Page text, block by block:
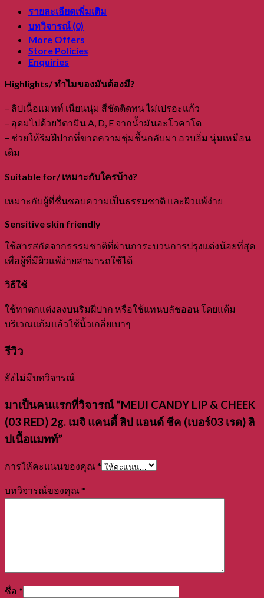
แอนด์
ชีค
(เบอร์03
เรด)
ลิ
ป
แมทท์
ชิ้น
รายละเอียดเพิ่มเติม
บทวิจารณ์ (0)
More Offers
Store Policies
Enquiries
Highlights/ ทำไมของมันต้องมี?
– ลิปเนื้อแมทท์ เนียนนุ่ม สีชัดติดทน ไม่เปรอะแก้ว
– อุดมไปด้วยวิตามิน A, D, E จากน้ำมันอะโวคาโด
– ช่วยให้ริมฝีปากที่ขาดความชุ่มชื้นกลับมา อวบอิ่ม นุ่มเหมือน
เดิม
Suitable for/ เหมาะกับใครบ้าง?
เหมาะกับผู้ที่ชื่นชอบความเป็นธรรมชาติ และผิวแพ้ง่าย
Sensitive skin friendly
ใช้สารสกัดจากธรรมชาติที่ผ่านการะบวนการปรุงแต่งน้อยที่สุด
เพื่อผู้ที่มีผิวแพ้ง่ายสามารถใช้ได้
วิธีใช้
ใช้ทาตกแต่งลงบนริมฝีปาก หรือใช้แทนบลัชออน โดยแต้ม
บริเวณแก้มแล้วใช้นิ้วเกลี่ยเบาๆ
รีวิว
ยังไม่มีบทวิจารณ์
มาเป็นคนแรกที่วิจารณ์ “MEIJI CANDY LIP & CHEEK
(03 RED) 2g. เมจิ แคนดี้ ลิป แอนด์ ชีค (เบอร์03 เรด) ลิ
ปเนื้อแมทท์”
การให้คะแนนของคุณ*
บทวิจารณ์ของคุณ*
ชื่อ *